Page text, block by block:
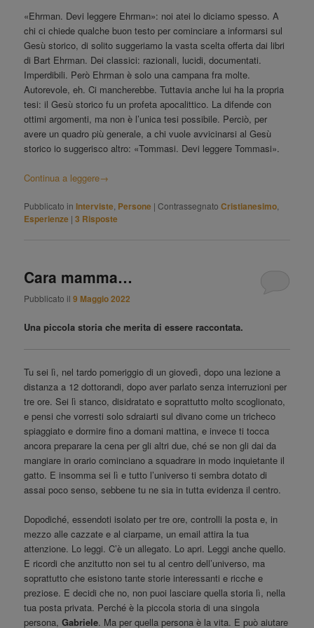
«Ehrman. Devi leggere Ehrman»: noi atei lo diciamo spesso. A
chi ci chiede qualche buon testo per cominciare a informarsi sul
Gesù storico, di solito suggeriamo la vasta scelta offerta dai libri
di Bart Ehrman. Dei classici: razionali, lucidi, documentati.
Imperdibili. Però Ehrman è solo una campana fra molte.
Autorevole, eh. Ci mancherebbe. Tuttavia anche lui ha la propria
tesi: il Gesù storico fu un profeta apocalittico. La difende con
ottimi argomenti, ma non è l’unica tesi possibile. Perciò, per
avere un quadro più generale, a chi vuole avvicinarsi al Gesù
storico io suggerisco altro: «Tommasi. Devi leggere Tommasi».
Continua a leggere→
Pubblicato in Interviste Persone |Contrassegnato Cristianesimo
Esperienze |3 Risposte
Cara mamma…
Pubblicato il9 Maggio 2022
Una piccola storia che merita di essere raccontata.
Tu sei lì, nel tardo pomeriggio di un giovedì, dopo una lezione a
distanza a 12 dottorandi, dopo aver parlato senza interruzioni per
tre ore. Sei lì stanco, disidratato e soprattutto molto scoglionato,
e pensi che vorresti solo sdraiarti sul divano come un tricheco
spiaggiato e dormire fino a domani mattina, e invece ti tocca
ancora preparare la cena per gli altri due, ché se non gli dai da
mangiare in orario cominciano a squadrare in modo inquietante il
gatto. E insomma sei lì e tutto l’universo ti sembra dotato di
assai poco senso, sebbene tu ne sia in tutta evidenza il centro.
Dopodiché, essendoti isolato per tre ore, controlli la posta e, in
mezzo alle cazzate e al ciarpame, un email attira la tua
attenzione. Lo leggi. C’è un allegato. Lo apri. Leggi anche quello.
E ricordi che anzitutto non sei tu al centro dell’universo, ma
soprattutto che esistono tante storie interessanti e ricche e
preziose. E decidi che no, non puoi lasciare quella storia lì, nella
tua posta privata. Perché è la piccola storia di una singola
persona,Gabriele. Ma per quella persona è la vita. E può aiutare